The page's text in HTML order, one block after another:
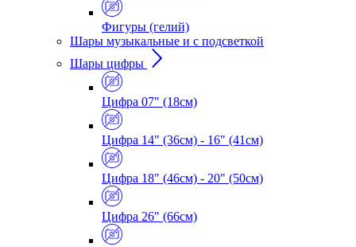
Фигуры (гелий)
Шары музыкальные и с подсветкой
Шары цифры
Цифра 07" (18см)
Цифра 14" (36см) - 16" (41см)
Цифра 18" (46см) - 20" (50см)
Цифра 26" (66см)